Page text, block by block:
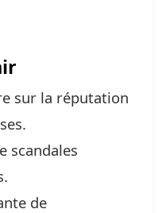
sur la réputation
scandales
de